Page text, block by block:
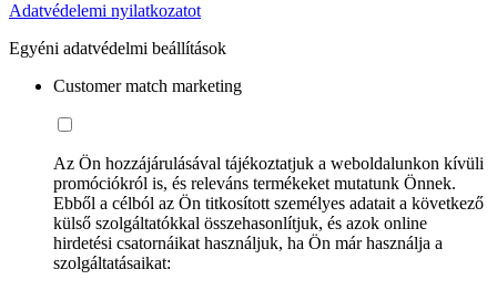
Adatvédelemi nyilatkozatot
Egyéni adatvédelmi beállítások
Customer match marketing
Az Ön hozzájárulásával tájékoztatjuk a weboldalunkon kívüli
promóciókról is, és releváns termékeket mutatunk Önnek.
Ebből a célból az Ön titkosított személyes adatait a következő
külső szolgáltatókkal összehasonlítjuk, és azok online
hirdetési csatornáikat használjuk, ha Ön már használja a
szolgáltatásaikat: